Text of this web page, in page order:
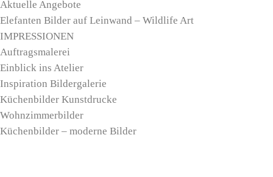
Aktuelle Angebote
Elefanten Bilder auf Leinwand – Wildlife Art
IMPRESSIONEN
Auftragsmalerei
Einblick ins Atelier
Inspiration Bildergalerie
Küchenbilder Kunstdrucke
Wohnzimmerbilder
Küchenbilder – moderne Bilder